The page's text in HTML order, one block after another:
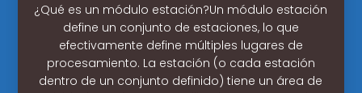
¿Qué es un módulo estación?Un módulo estación
define un conjunto de estaciones, lo que
efectivamente define múltiples lugares de
procesamiento. La estación (o cada estación
dentro de un conjunto definido) tiene un área de